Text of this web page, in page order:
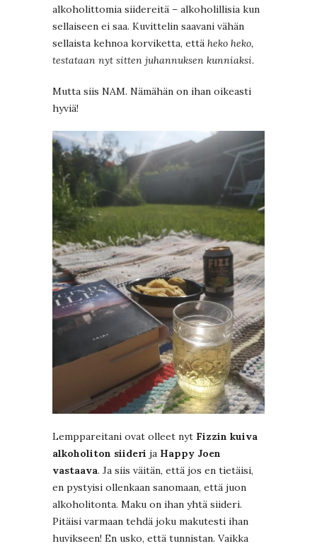
alkoholittomia siidereitä – alkoholillisia kun
sellaiseen ei saa. Kuvittelin saavani vähän
sellaista kehnoa korviketta, että heko heko,
testataan nyt sitten juhannuksen kunniaksi.
Mutta siis NAM. Nämähän on ihan oikeasti
hyviä!
Lemppareitani ovat olleet nyt Fizzin kuiva
alkoholiton siideri ja Happy Joen
vastaava. Ja siis väitän, että jos en tietäisi,
en pystyisi ollenkaan sanomaan, että juon
alkoholitonta. Maku on ihan yhtä siideri.
Pitäisi varmaan tehdä joku makutesti ihan
huvikseen! En usko, että tunnistan. Vaikka